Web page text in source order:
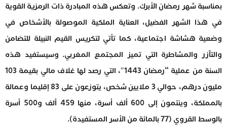
بمناسبة شهر رمضان الأبرك. وتعكس هذه المبادرة ذات الرمزية القوية
في هذا الشهر الفضيل، العناية الملكية الموصولة بالأشخاص في
وضعية هشاشة اجتماعية، كما تأتي لتكريس القيم النبيلة للتضامن
والتآزر والمشاطرة التي تميز المجتمع المغربي. وسيستفيد هذه
السنة من عملية “رمضان 1443″، التي رصد لها غلاف مالي بقيمة 103
مليون درهم، حوالي 3 ملايين شخص، يتوزعون على 83 إقليما وعمالة
بالمملكة، وينتمون إلى 600 ألف أسرة، منها 459 ألف و500 أسرة
بالوسط القروي (77 بالمائة من الأسر المستفيدة).